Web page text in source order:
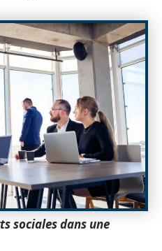
sociales dans une